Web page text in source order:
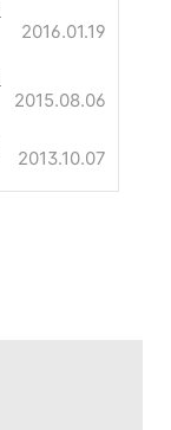
2016.01.19
2015.08.06
2013.10.07